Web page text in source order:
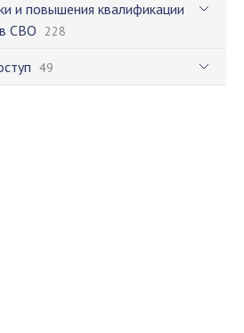
и повышения квалификации
СВО 228
49